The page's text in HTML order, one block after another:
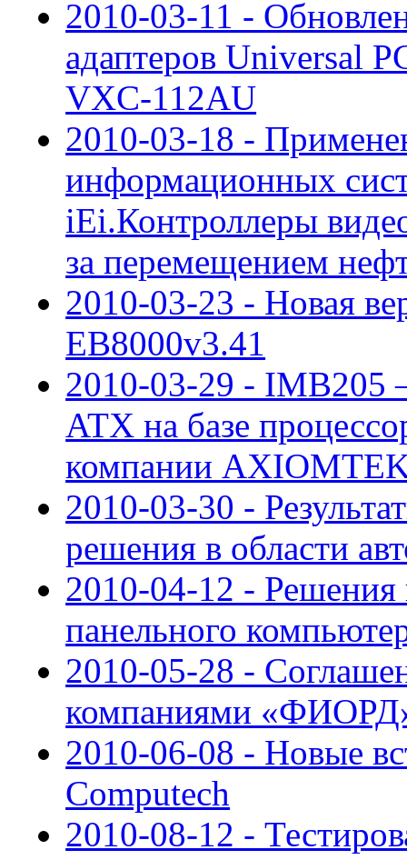
2010-03-11 -
адаптеров Universal
VXC-112AU
2010-03-18 -
информационных
iEi.Контроллеры
за перемещением
2010-03-23 - Новая
EB8000v3.41
2010-03-29 - IMB205
ATX на базе
компании
2010-03-30 -
решения в области
2010-04-12 -
панельного
2010-05-28 -
компаниями
2010-06-08 - Новые
Computech
2010-08-12 -